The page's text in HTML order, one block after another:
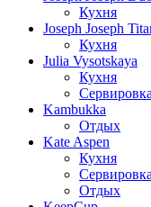
Кухня
Joseph Joseph
Кухня
Julia Vysotskaya
Кухня
Сервировка
Kambukka
Отдых
Kate Aspen
Кухня
Сервировка
Отдых